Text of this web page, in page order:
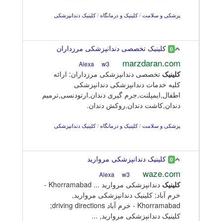
پزشکی و سلامت /کلینیک و درمانگاه /کلینیک دندانپزشکی
0 کلینیک تخصصی دندانپزشکی مرزداران
marzdaran.com
w3
کلینیک تخصصی دندانپزشکی مرزداران: ارائه
کلیه خدمات دندانپزشکی دندانپزشکی
اطفال,ایمپلنت,جرم گیری دندان,ارتودنسی,ترمیم
دندان,کاشت دندان,روکش دندان.
پزشکی و سلامت /کلینیک و درمانگاه /کلینیک دندانپزشکی
0 کلینیک دندانپزشکی مروارید
waze.com
w3
کلینیک
دندانپزشکی مروارید ... Khorramabad -
خرم آباد; کلینیک دندانپزشکی مروارید,
Khorramabad - خرم آباد driving directions;
کلینیک دندانپزشکی مروارید, ...